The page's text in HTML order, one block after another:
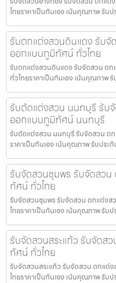
ไทยราคาเป็นกันเอง เน้นคุณภาพ รับ
รับตกแต่งสวนดินแดง รับจั
ออกแบบภูมิทัศน์ ทั่วไทย
รับตกแต่งสวนดินแดง รับจัดสวน ต
ทั่วไทยราคาเป็นกันเอง เน้นคุณภาพ
รับตัดแต่งสวน นนทบุรี รับ
ออกแบบภูมิทัศน์ นนทบุรี
รับตัดแต่งสวน นนทบุรี รับจัดสวน
ราคาเป็นกันเอง เน้นคุณภาพ รับประ
รับจัดสวนชุมพร รับจัดสว
ทัศน์ ทั่วไทย
รับจัดสวนชุมพร รับจัดสวน ตกแต่ง
ไทยราคาเป็นกันเอง เน้นคุณภาพ รับ
รับจัดสวนสระแก้ว รับจัดส
ทัศน์ ทั่วไทย
รับจัดสวนสระแก้ว รับจัดสวน ตกแ
ไทยราคาเป็นกันเอง เน้นคุณภาพ รับ